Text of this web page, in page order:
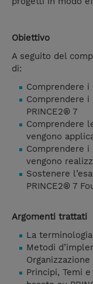
Obiettivo
A seguito del
di:
Comprendere i
Comprendere
PRINCE2® 7
Comprendere
vengono
Comprendere i
vengono
Sostenere
PRINCE2® 7
Argomenti trattati
La
Metodi
Organizzazione
Principi, Temi